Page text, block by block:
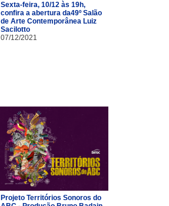
Sexta-feira, 10/12 às 19h,
confira a abertura da49º Salão
de Arte Contemporânea Luiz
Sacilotto
07/12/2021
Projeto Territórios Sonoros do